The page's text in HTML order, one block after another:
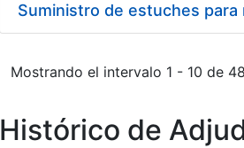
Suministro de estuches para
Mostrando el intervalo 1 - 10 de
Histórico de